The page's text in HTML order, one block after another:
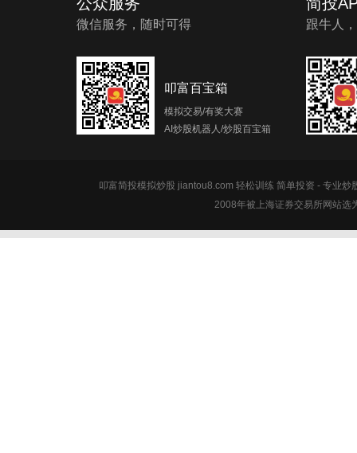
微信服务，随时可得
叩富百宝箱
模拟交易/有奖大赛
AI炒股机器人/炒股百宝箱
跟牛人
叩富简投模拟炒股 jiantou8.com 轻松训练 简单投资 - 专业炒
2008年被上海证券交易所网站选